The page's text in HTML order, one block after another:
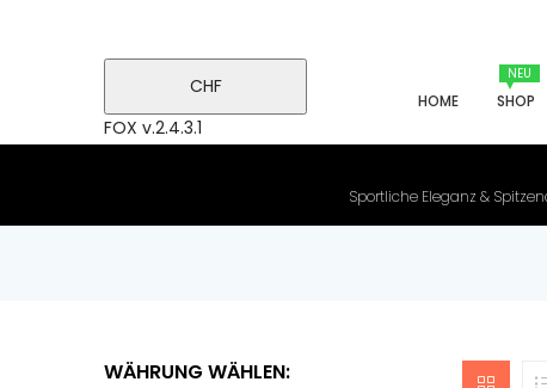
CHF
FOX v.2.4.3.1
HOME
NEU
SHOP
Sportliche Eleganz &
WÄHRUNG WÄHLEN: